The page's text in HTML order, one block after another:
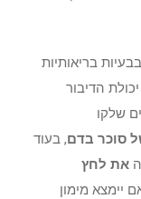
בריאותיות
את יכולת הדיבור
שלקו
סוכר בדם, בעוד
את לחץ
יימצא מימון